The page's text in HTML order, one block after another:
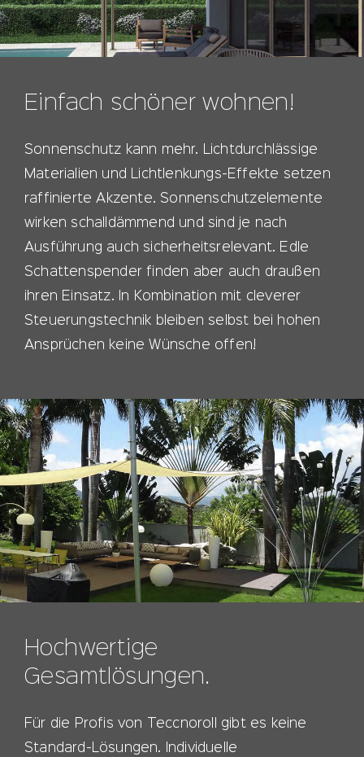
Einfach schöner wohnen!
Sonnenschutz kann mehr. Lichtdurchlässige
Materialien und Lichtlenkungs-Effekte setzen
raffinierte Akzente. Sonnenschutzelemente
wirken schalldämmend und sind je nach
Ausführung auch sicherheitsrelevant. Edle
Schattenspender finden aber auch draußen
ihren Einsatz. In Kombination mit cleverer
Steuerungstechnik bleiben selbst bei hohen
Ansprüchen keine Wünsche offen!
Hochwertige
Gesamtlösungen.
Für die Profis von Teccnoroll gibt es keine
Standard-Lösungen. Individuelle